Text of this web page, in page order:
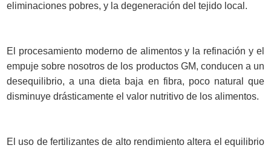
eliminaciones pobres, y la degeneración del tejido local.
El procesamiento moderno de alimentos y la refinación y el
empuje sobre nosotros de los productos GM, conducen a un
desequilibrio, a una dieta baja en fibra, poco natural que
disminuye drásticamente el valor nutritivo de los alimentos.
El uso de fertilizantes de alto rendimiento altera el equilibrio